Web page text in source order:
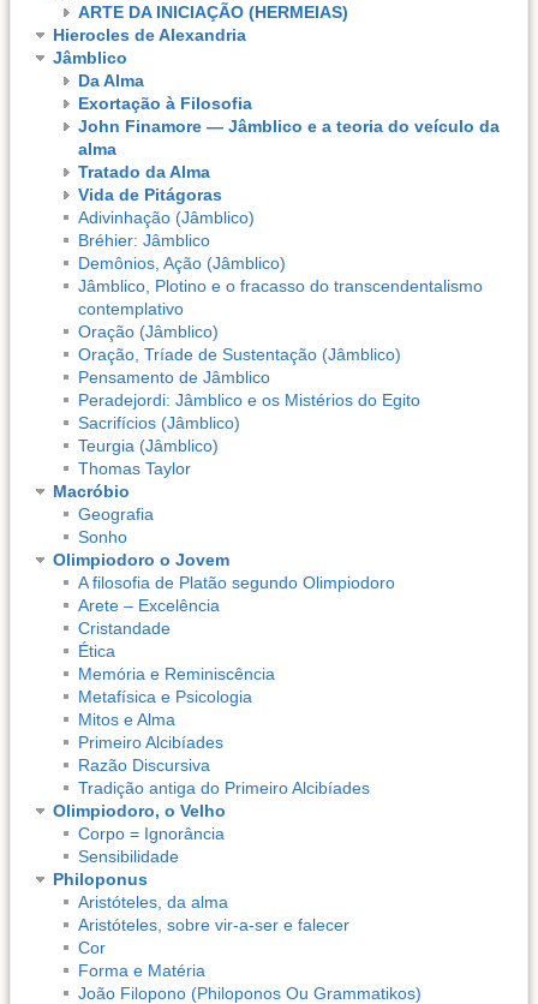
ARTE DA INICIAÇÃO (HERMEIAS)
Hierocles de Alexandria
Jâmblico
Da Alma
Exortação à Filosofia
John Finamore — Jâmblico e a teoria do veículo da
alma
Tratado da Alma
Vida de Pitágoras
Adivinhação (Jâmblico)
Bréhier: Jâmblico
Demônios, Ação (Jâmblico)
Jâmblico, Plotino e o fracasso do transcendentalismo
contemplativo
Oração (Jâmblico)
Oração, Tríade de Sustentação (Jâmblico)
Pensamento de Jâmblico
Peradejordi: Jâmblico e os Mistérios do Egito
Sacrifícios (Jâmblico)
Teurgia (Jâmblico)
Thomas Taylor
Macróbio
Geografia
Sonho
Olimpiodoro o Jovem
A filosofia de Platão segundo Olimpiodoro
Arete – Excelência
Cristandade
Ética
Memória e Reminiscência
Metafísica e Psicologia
Mitos e Alma
Primeiro Alcibíades
Razão Discursiva
Tradição antiga do Primeiro Alcibíades
Olimpiodoro, o Velho
Corpo = Ignorância
Sensibilidade
Philoponus
Aristóteles, da alma
Aristóteles, sobre vir-a-ser e falecer
Cor
Forma e Matéria
João Filopono (Philoponos Ou Grammatikos)